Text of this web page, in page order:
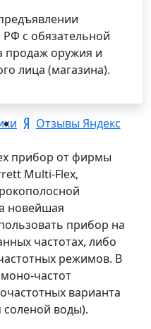
с обязательной
продаж оружия и
лица (магазина).
Отзывы Яндекс
прибор от фирмы
Multi-Flex,
новейшая
прибор на
частотах, либо
режимов. В
частот
варианта
воды).